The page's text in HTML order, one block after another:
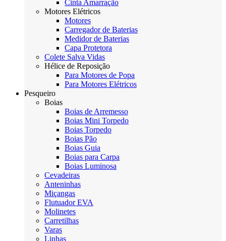
Cinta Amarração
Motores Elétricos
Motores
Carregador de Baterias
Medidor de Baterias
Capa Protetora
Colete Salva Vidas
Hélice de Reposição
Para Motores de Popa
Para Motores Elétricos
Pesqueiro
Boias
Boias de Arremesso
Boias Mini Torpedo
Boias Torpedo
Boias Pão
Boias Guia
Boias para Carpa
Boias Luminosa
Cevadeiras
Anteninhas
Miçangas
Flutuador EVA
Molinetes
Carretilhas
Varas
Linhas